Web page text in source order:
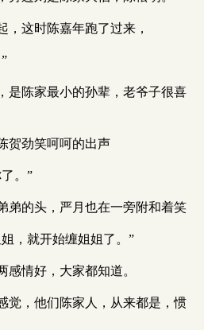
，这时陈嘉年跑了过来，
是陈家最小的孙辈，老爷子很喜
贺劲笑呵呵的出声
。”
弟的头，严月也在一旁附和着笑
，就开始缠姐姐了。”
感情好，大家都知道。
觉，他们陈家人，从来都是，惯